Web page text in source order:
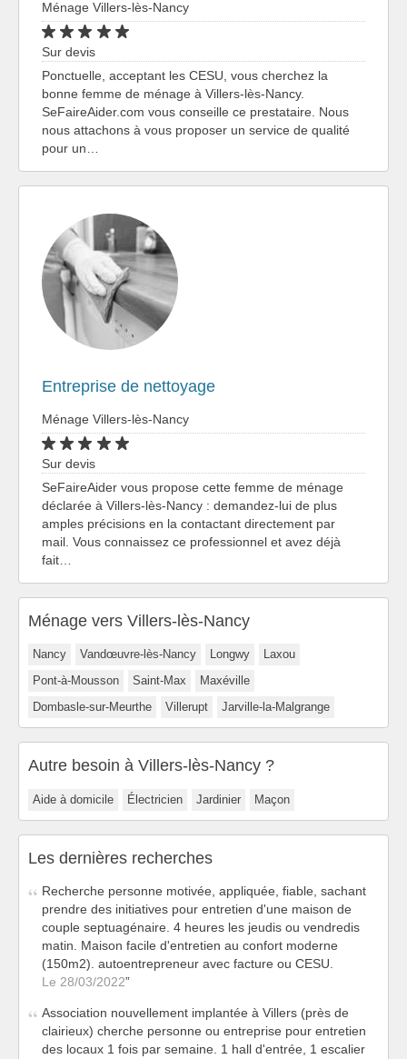
Ménage Villers-lès-Nancy
Sur devis
Ponctuelle, acceptant les CESU, vous cherchez la
bonne femme de ménage à Villers-lès-Nancy.
SeFaireAider.com vous conseille ce prestataire. Nous
nous attachons à vous proposer un service de qualité
pour un…
Entreprise de nettoyage
Ménage Villers-lès-Nancy
Sur devis
SeFaireAider vous propose cette femme de ménage
déclarée à Villers-lès-Nancy : demandez-lui de plus
amples précisions en la contactant directement par
mail. Vous connaissez ce professionnel et avez déjà
fait…
Ménage vers Villers-lès-Nancy
Nancy Vandœuvre-lès-Nancy Longwy
Laxou
Pont-à-Mousson
Saint-Max
Maxéville
Dombasle-sur-Meurthe
Villerupt Jarville-la-Malgrange
Autre besoin à Villers-lès-Nancy ?
Aide à domicile Électricien Jardinier Maçon
Les dernières recherches
Recherche personne motivée, appliquée, fiable, sachant
prendre des initiatives pour entretien d'une maison de
couple septuagénaire. 4 heures les jeudis ou vendredis
matin. Maison facile d'entretien au confort moderne
(150m2). autoentrepreneur avec facture ou CESU.
Le 28/03/2022
Association nouvellement implantée à Villers (près de
clairieux) cherche personne ou entreprise pour entretien
des locaux 1 fois par semaine. 1 hall d'entrée, 1 escalier